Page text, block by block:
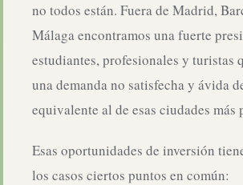
no todos están. Fuera de Madrid,
Málaga encontramos una fuerte
estudiantes, profesionales y turistas
una demanda no satisfecha y ávida
equivalente al de esas ciudades más
Esas oportunidades de inversión
los casos ciertos puntos en común: